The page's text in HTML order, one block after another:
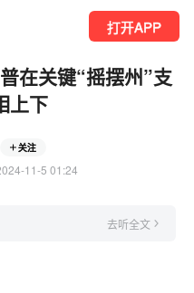
打开APP
在关键“摇摆州”支
上下
关注
2024-11-5 01:24
去听全文